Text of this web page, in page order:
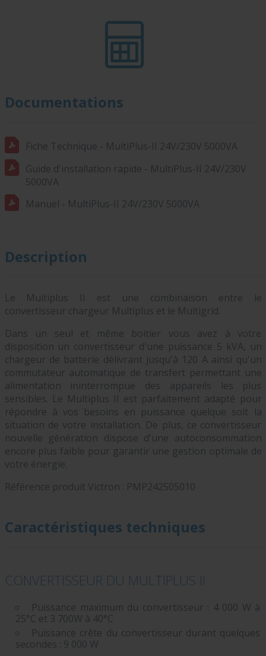
Documentations
Fiche Technique - MultiPlus-II 24V/230V 5000VA
Guide d'installation rapide - MultiPlus-II 24V/230V
5000VA
Manuel - MultiPlus-II 24V/230V 5000VA
Description
Le Multiplus II est une combinaison entre le
convertisseur chargeur Multiplus et le Multigrid.
Dans un seul et même boitier vous avez à votre
disposition un convertisseur d'une puissance 5 kVA, un
chargeur de batterie délivrant jusqu'à 120 A ainsi qu'un
commutateur automatique de transfert permettant une
alimentation ininterrompue des appareils les plus
sensibles. Le Multiplus II est parfaitement adapté pour
répondre à vos besoins en puissance quelque soit la
situation de votre installation. De plus, ce convertisseur
nouvelle génération dispose d'une autoconsommation
encore plus faible pour garantir une gestion optimale de
votre énergie.
Référence produit Victron : PMP242505010
Caractéristiques techniques
CONVERTISSEUR DU MULTIPLUS II
Puissance maximum du convertisseur : 4 000 W à
25°C et 3 700W à 40°C
Puissance crête du convertisseur durant quelques
secondes : 9 000 W